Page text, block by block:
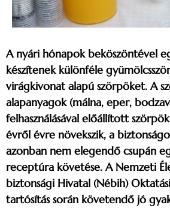
A nyári hónapok beköszöntével
készítenek különféle
virágkivonat alapú szörpöket. A
alapanyagok (málna, eper,
felhasználásával előállított
évről évre növekszik, a
azonban nem elegendő csupán
receptúra követése. A Nemzeti
biztonsági Hivatal (Nébih)
tartósítás során követendő jó